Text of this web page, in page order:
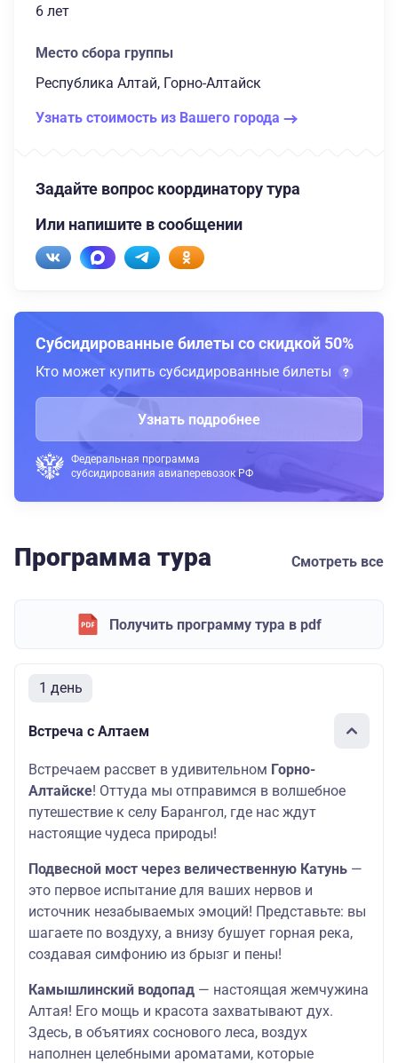
6 лет
Место сбора группы
Республика Алтай, Горно-Алтайск
Узнать стоимость из Вашего города
Задайте вопрос координатору тура
Или напишите в сообщении
Субсидированные билеты со скидкой 50%
Кто может купить субсидированные билеты
Узнать подробнее
Федеральная программа
субсидирования авиаперевозок РФ
Программа тура Смотреть все
Получить программу тура в pdf
1 день
Встреча с Алтаем
Встречаем рассвет в удивительном Горно-
Алтайске! Оттуда мы отправимся в волшебное
путешествие к селу Барангол, где нас ждут
настоящие чудеса природы!
Подвесной мост через величественную Катунь —
это первое испытание для ваших нервов и
источник незабываемых эмоций! Представьте: вы
шагаете по воздуху, а внизу бушует горная река,
создавая симфонию из брызг и пены!
Камышлинский водопад — настоящая жемчужина
Алтая! Его мощь и красота захватывают дух.
Здесь, в объятиях соснового леса, воздух
наполнен целебными ароматами, которые